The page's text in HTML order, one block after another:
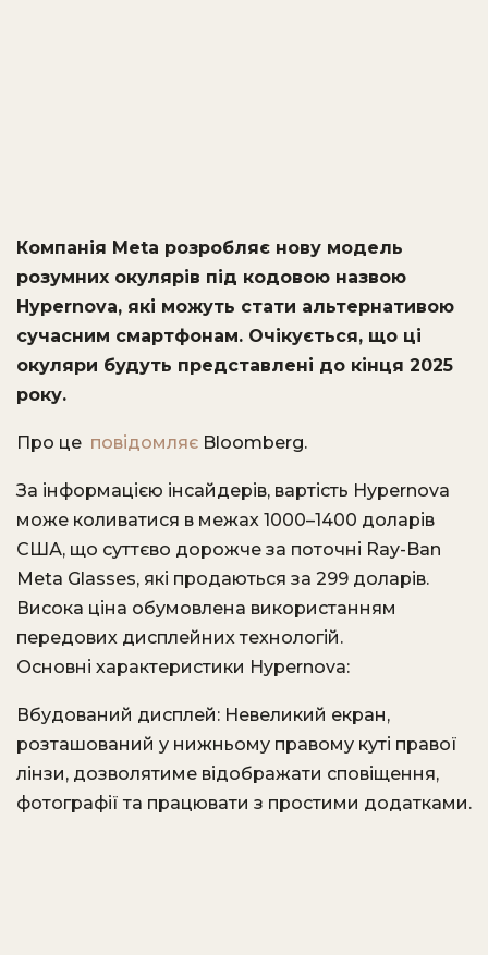
Компанія Meta розробляє нову модель
розумних окулярів під кодовою назвою
Hypernova, які можуть стати альтернативою
сучасним смартфонам. Очікується, що ці
окуляри будуть представлені до кінця 2025
року.
Про це повідомляє Bloomberg.
За інформацією інсайдерів, вартість Hypernova
може коливатися в межах 1000–1400 доларів
США, що суттєво дорожче за поточні Ray-Ban
Meta Glasses, які продаються за 299 доларів.
Висока ціна обумовлена використанням
передових дисплейних технологій.
Основні характеристики Hypernova:
Вбудований дисплей: Невеликий екран,
розташований у нижньому правому куті правої
лінзи, дозволятиме відображати сповіщення,
фотографії та працювати з простими додатками.